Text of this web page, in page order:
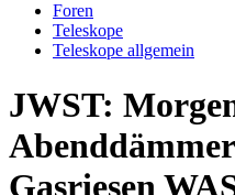
Foren
Teleskope
Teleskope allgemein
JWST:
Gasriesen